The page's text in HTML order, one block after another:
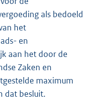
als bedoeld
het
en
aan het door de
Zaken en
maximum
dat besluit.